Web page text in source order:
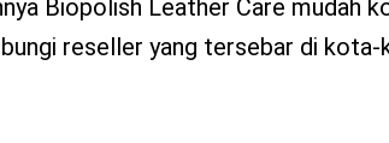
Biopolish Leather Care mudah
reseller yang tersebar di